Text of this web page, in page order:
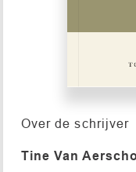
Over de schrijver
Tine Van